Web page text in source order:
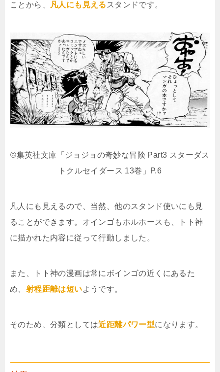
ことから、
凡人にも見える スタンドです。
©集英社文庫「ジョジョの奇妙な冒険 Part3 スターダス
トクルセイダース 13巻」P.6
凡人にも見えるので、当然、他のスタンド使いにも見
ることができます。オインゴもホルホースも、トト神
に描かれた内容に従って行動しました。
また、トト神の漫画は常にボインゴの近くにあるた
め、 射程距離は短いようです。
そのため、分類としては近距離パワー型になります。